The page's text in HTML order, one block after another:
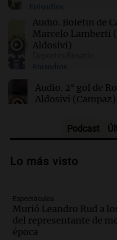
22:14 Mundo
Liberan a ocho
investigados por el
personas en
22:03 Tecnología
por preocupaciones
Episodios
Audio. Boletín de
Marcelo Lamberti
Aldosivi)
Episodios
Audio. 2° gol de
Aldosivi
Audio.Nuevo
en Villa María
Audio.
la Bulaya abrirá sus
diversas
Panorama Federal
Podcast
Lo más visto
Espectáculos
Murió Leandro Rud a
del representante de
época